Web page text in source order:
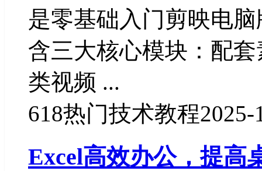
是零基础入门剪映电
含三大核心模块：配
类视频 ...
618热门技术教程2025-
Excel高效办公，提高